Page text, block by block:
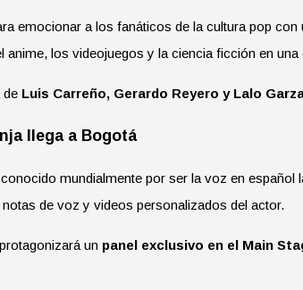
emocionar a los fanáticos de la cultura pop
los videojuegos y la ciencia ficción en una
de Luis Carreño, Gerardo Reyero y Lalo
llega a Bogotá
mundialmente por ser la voz en español
de voz y videos personalizados del actor.
un panel exclusivo en el Main